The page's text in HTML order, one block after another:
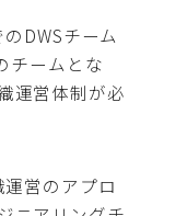
DWSチーム
チームとな
運営体制が必
営のアプロ